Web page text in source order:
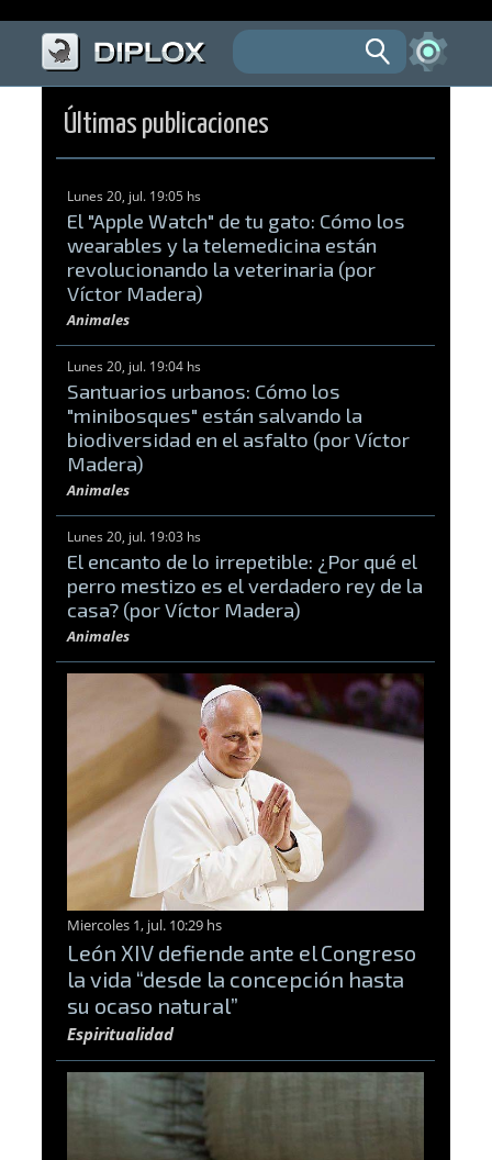
Últimas publicaciones
Lunes 20, jul. 19:05 hs
El "Apple Watch" de tu gato: Cómo los
wearables y la telemedicina están
revolucionando la veterinaria (por
Víctor Madera)
Animales
Lunes 20, jul. 19:04 hs
Santuarios urbanos: Cómo los
"minibosques" están salvando la
biodiversidad en el asfalto (por Víctor
Madera)
Animales
Lunes 20, jul. 19:03 hs
El encanto de lo irrepetible: ¿Por qué el
perro mestizo es el verdadero rey de la
casa? (por Víctor Madera)
Animales
Miercoles 1, jul. 10:29 hs
León XIV defiende ante el Congreso
la vida “desde la concepción hasta
su ocaso natural”
Espiritualidad